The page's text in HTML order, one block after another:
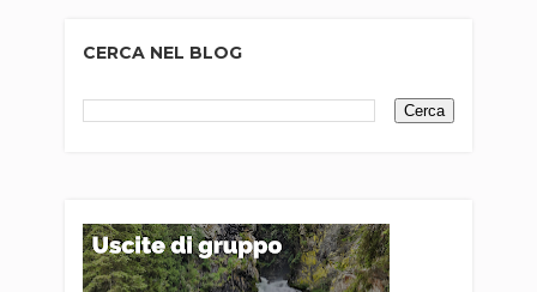
CERCA NEL BLOG